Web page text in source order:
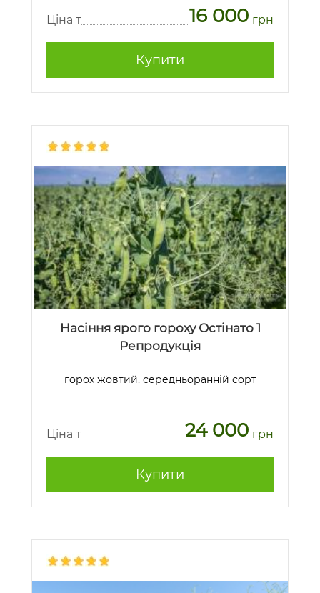
Ціна т 16 000 грн
Купити
Насіння ярого гороху Остінато 1
Репродукція
горох жовтий, середньоранній сорт
Ціна т 24 000 грн
Купити